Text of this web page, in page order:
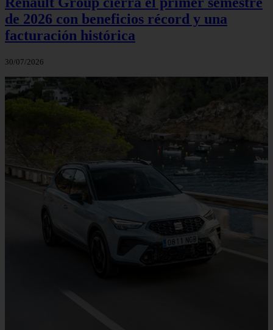
de 2026 con beneficios récord y una
facturación histórica
30/07/2026